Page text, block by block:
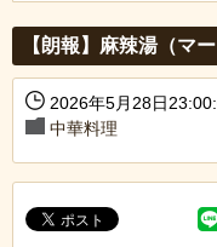
【朗報】麻辣湯（マ
2026年5月28日
中華料理